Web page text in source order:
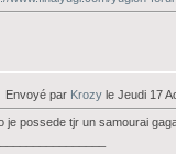
Envoyé par Krozy le Jeudi 17
je possede tjr un samourai